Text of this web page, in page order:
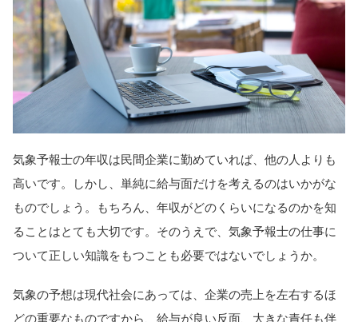
気象予報士の年収は民間企業に勤めていれば、他の人よりも
高いです。しかし、単純に給与面だけを考えるのはいかがな
ものでしょう。もちろん、年収がどのくらいになるのかを知
ることはとても大切です。そのうえで、気象予報士の仕事に
ついて正しい知識をもつことも必要ではないでしょうか。
気象の予想は現代社会にあっては、企業の売上を左右するほ
どの重要なものですから、給与が良い反面、大きな責任も伴